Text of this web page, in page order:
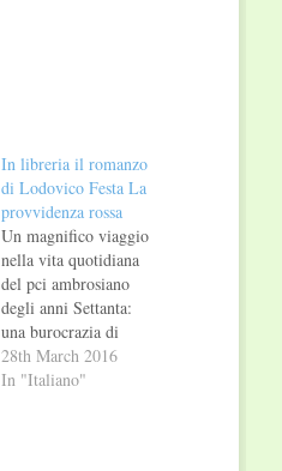
In libreria il romanzo
di Lodovico Festa La
provvidenza rossa
Un magnifico viaggio
nella vita quotidiana
del pci ambrosiano
degli anni Settanta:
una burocrazia di
partito articolata nel
territorio che riesce a
28th March 2016
In "Italiano"